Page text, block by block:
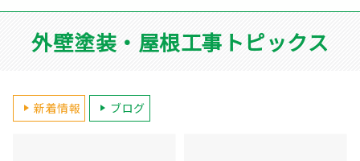
外壁塗装・屋根工事トピックス
新着情報 ブログ